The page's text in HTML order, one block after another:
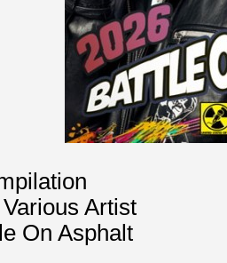
Various Artist
On Asphalt